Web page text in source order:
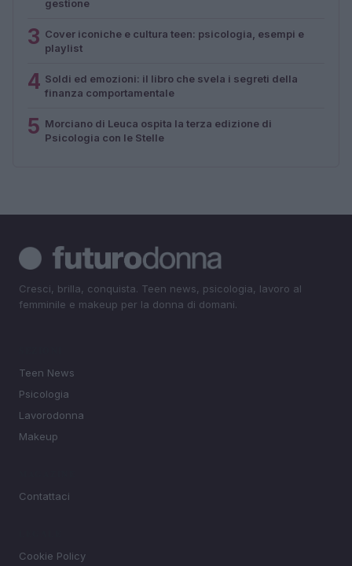
gestione
3 Cover iconiche e cultura teen: psicologia, esempi e
playlist
4 Soldi ed emozioni: il libro che svela i segreti della
finanza comportamentale
5 Morciano di Leuca ospita la terza edizione di
Psicologia con le Stelle
Cresci, brilla, conquista. Teen news, psicologia, lavoro al
femminile e makeup per la donna di domani.
Teen News
Psicologia
Lavorodonna
Makeup
Contattaci
Cookie Policy